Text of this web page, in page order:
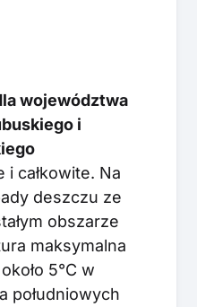
województwa
i
i całkowite. Na
deszczu ze
obszarze
maksymalna
5°C w
południowych